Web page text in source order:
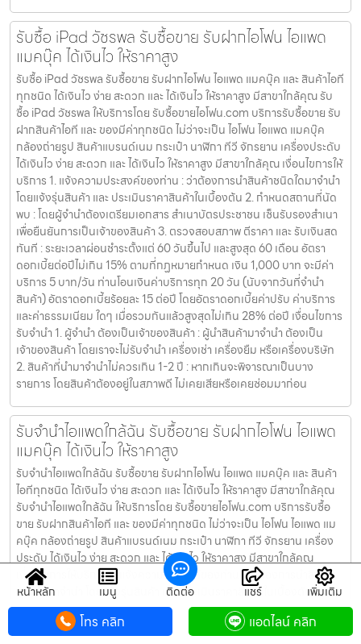
รับซื้อ iPad วัชรพล รับซื้อขาย รับฝากไอโฟน ไอแพด
แมคบุ๊ค ได้เงินไว ให้ราคาสูง
รับซื้อ iPad วัชรพล รับซื้อขาย รับฝากไอโฟน ไอแพด แมคบุ๊ค และ สินค้าไอที
ทุกชนิด ได้เงินไว ง่าย สะดวก และ ได้เงินไว ให้ราคาสูง มีสาขาใกล้คุณ รับ
ซื้อ iPad วัชรพล ให้บริการโดย รับซื้อขายไอโฟน.com บริการรับซื้อขาย รับ
ฝากสินค้าไอที และ ของมีค่าทุกชนิด ไม่ว่าจะเป็น ไอโฟน ไอแพด แมคบุ๊ค
กล้องถ่ายรูป สินค้าแบรนด์เนม กระเป๋า นาฬิกา ทีวี จักรยาน เครื่องประดับ
ได้เงินไว ง่าย สะดวก และ ได้เงินไว ให้ราคาสูง มีสาขาใกล้คุณ เงื่อนไขการให้
บริการ 1. แจ้งความประสงค์ของท่าน : ว่าต้องการนำสินค้าชนิดใดมาจำนำ
โดยแจ้งรุ่นสินค้า และ ประเมินราคาสินค้าในเบื้องต้น 2. กำหนดสถานที่นัด
พบ : โดยผู้จำนำต้องเตรียมเอกสาร สำเนาบัตรประชาชน เซ็นรับรองสำเนา
เพื่อยืนยันการเป็นเจ้าของสินค้า 3. ตรวจสอบสภาพ ตีราคา และ รับเงินสด
ทันที : ระยะเวลาผ่อนชำระตั้งแต่ 60 วันขึ้นไป และสูงสุด 60 เดือน อัตรา
ดอกเบี้ยต่อปีไม่เกิน 15% ตามที่กฏหมายกำหนด เงิน 1,000 บาท จะมีค่า
บริการ 5 บาท/วัน ท่านโอนเงินค่าบริการทุก 20 วัน (นับจากวันที่จำนำ
สินค้า) อัตราดอกเบี้ยร้อยละ 15 ต่อปี โดยอัตราดอกเบี้ยค่าปรับ ค่าบริการ
และค่าธรรมเนียม ใดๆ เมื่อรวมกันแล้วสูงสุดไม่เกิน 28% ต่อปี เงื่อนไขการ
รับจำนำ 1. ผู้จำนำ ต้องเป็นเจ้าของสินค้า : ผู้นำสินค้ามาจำนำ ต้องเป็น
เจ้าของสินค้า โดยเราจะไม่รับจำนำ เครื่องเช่า เครื่องยืม หรือเครื่องบริษัท
2. สินค้าที่นำมาจำนำไม่ควรเกิน 1-2 ปี : หากเกินจะพิจารณาเป็นบาง
รายการ โดยสินค้าต้องอยู่ในสภาพดี ไม่เคยเสียหรือเคยซ่อมมาก่อน
รับจำนำไอแพดใกล้ฉัน รับซื้อขาย รับฝากไอโฟน ไอแพด
แมคบุ๊ค ได้เงินไว ให้ราคาสูง
รับจำนำไอแพดใกล้ฉัน รับซื้อขาย รับฝากไอโฟน ไอแพด แมคบุ๊ค และ สินค้า
ไอทีทุกชนิด ได้เงินไว ง่าย สะดวก และ ได้เงินไว ให้ราคาสูง มีสาขาใกล้คุณ
รับจำนำไอแพดใกล้ฉัน ให้บริการโดย รับซื้อขายไอโฟน.com บริการรับซื้อ
ขาย รับฝากสินค้าไอที และ ของมีค่าทุกชนิด ไม่ว่าจะเป็น ไอโฟน ไอแพด แม
คบุ๊ค กล้องถ่ายรูป สินค้าแบรนด์เนม กระเป๋า นาฬิกา ทีวี จักรยาน เครื่อง
ประดับ ได้เงินไว ง่าย สะดวก และ ได้เงินไว ให้ราคาสูง มีสาขาใกล้คุณ
เงื่อนไขการให้บริการ 1. แจ้งความประสงค์ของท่าน : ว่าต้องการนำสินค้า
ชนิดใดมาจำนำ โดยแจ้งรุ่นสินค้า และ ประเมินราคาสินค้าในเบื้องต้น 2.
กำหนดสถานที่นัดพบ : โดยผู้จำนำต้องเตรียมเอกสาร สำเนาบัตรประชาชน
เซ็นรับรองสำเนา เพื่อยืนยันการเป็นเจ้าของสินค้า 3. ตรวจสอบสภาพ ตี
หน้าหลัก เมนู ติดต่อ แชร์ เพิ่มเติม
โทร คลิก แอดไลน์ คลิก